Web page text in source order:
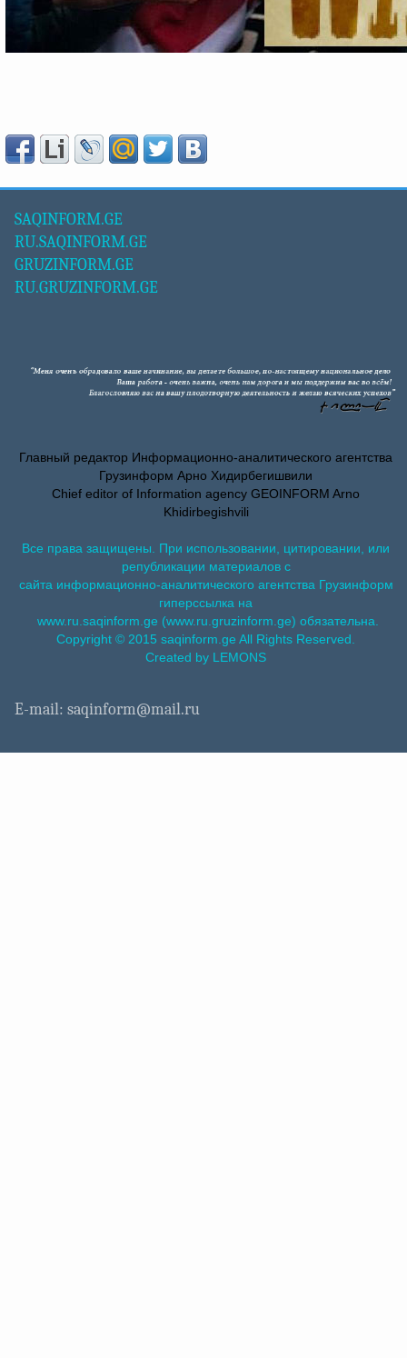
SAQINFORM.GE
RU.SAQINFORM.GE
GRUZINFORM.GE
RU.GRUZINFORM.GE
Главный редактор Информационно-аналитического агентства
Грузинформ Арно Хидирбегишвили
Chief editor of Information agency GEOINFORM Arno
Khidirbegishvili
Все права защищены. При использовании, цитировании, или
републикации материалов с
сайта информационно-аналитического агентства Грузинформ
гиперссылка на
www.ru.saqinform.ge (www.ru.gruzinform.ge) обязательна.
Copyright © 2015 saqinform.ge All Rights Reserved.
Created by LEMONS
E-mail: saqinform@mail.ru